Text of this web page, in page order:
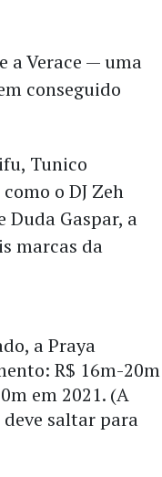
a Verace — uma
conseguido
Tunico
o DJ Zeh
Gaspar, a
marcas da
a Praya
R$ 16m-20m
em 2021. (A
saltar para